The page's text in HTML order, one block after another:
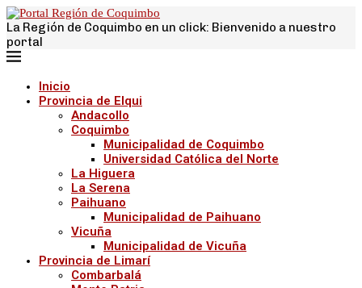
La Región de Coquimbo en un click: Bienvenido a nuestro
portal
Inicio
Provincia de Elqui
Andacollo
Coquimbo
Municipalidad de Coquimbo
Universidad Católica del Norte
La Higuera
La Serena
Paihuano
Municipalidad de Paihuano
Vicuña
Municipalidad de Vicuña
Provincia de Limarí
Combarbalá